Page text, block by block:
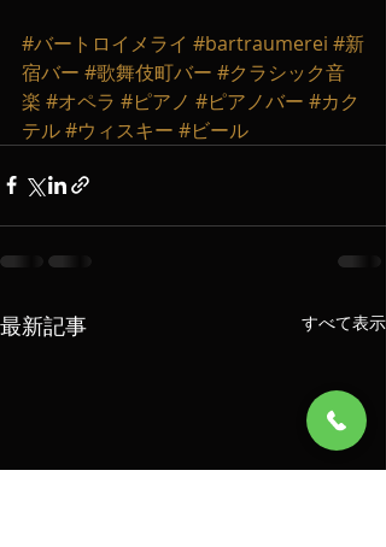
#バートロイメライ #bartraumerei #新
宿バー #歌舞伎町バー #クラシック音
楽 #オペラ #ピアノ #ピアノバー #カク
テル#ウィスキー #ビール
最新記事 すべて表示